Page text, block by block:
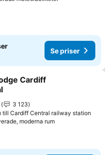
Se priser
till i Mina Favoriter
Cardiff
3 123
till Cardiff Central railway station
moderna rumSe priser